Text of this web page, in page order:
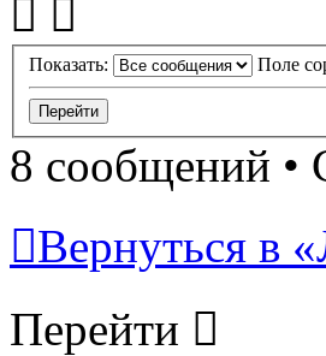
Показать: Поле
8 сообщений •
Вернуться в
Перейти